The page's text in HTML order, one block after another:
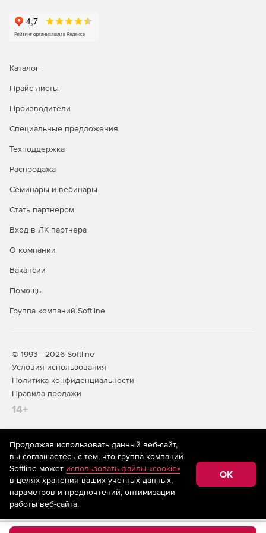
Делегирование службы поддержки на основе ролей
Надо выбрать любую комбинацию задач управления,
и назначить их сотрудникам службы поддержки, HR и
администраторами.
Резервное копирование и аварийное восстановление
восстановление объектов AD, почтовых ящиков
Online, папок OneDrive для бизнеса и т. д.
Восстановление на уровне элементов или атрибутов и
инкрементным резервным копиям.
Каталог
Прайс-листы
Производители
Специальные предложения
Техподдержка
Распродажа
Семинары и вебинары
Стать партнером
Вход в ЛК партнера
О компании
Вакансии
Помощь
Группа компаний Softline
© 1993—2026 Softline
Условия использования
Политика конфиденциальности
Правила продажи
14+
На информационном ресурсе store.softline.ru применяются
рекомендательные технологии(информационные технологии
предоставления информации на основе сбора,
систематизации и анализа сведений, относящихся к
предпочтениям пользователей сети «Интернет»,
находящихся на территории Российской Федерации)
Продолжая использовать данный веб-сайт,
вы соглашаетесь с тем, что группа компаний
Softline может использовать файлы «cookie»
в целях хранения ваших учетных данных,
параметров и предпочтений, оптимизации
работы веб-сайта.
OK